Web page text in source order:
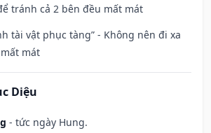
tránh cả 2 bên đều mất mát
tài vật phục tàng” - Không nên đi xa
mát
Diệu
- tức ngày Hung.